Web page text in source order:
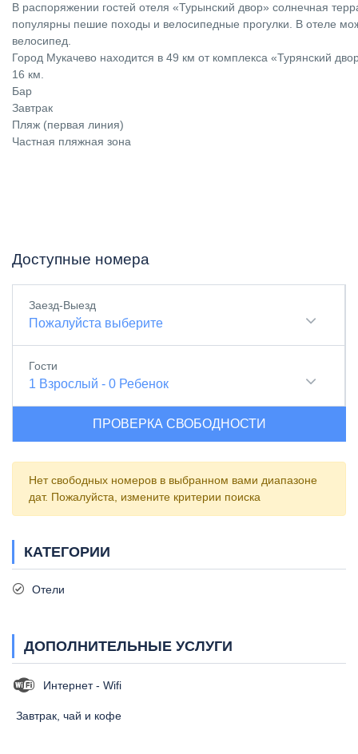
В распоряжении гостей отеля «Турынский двор» солнечная
популярны пешие походы и велосипедные прогулки. В отеле
велосипед.
Город Мукачево находится в 49 км от комплекса «Турянский
16 км.
Бар
Завтрак
Пляж (первая линия)
Частная пляжная зона
Доступные номера
Заезд-Выезд
Пожалуйста выберите
Гости
1 Взрослый - 0 Ребенок
ПРОВЕРКА СВОБОДНОСТИ
Нет свободных номеров в выбранном вами диапазоне
дат. Пожалуйста, измените критерии поиска
КАТЕГОРИИ
Отели
ДОПОЛНИТЕЛЬНЫЕ УСЛУГИ
Интернет - Wifi
Завтрак, чай и кофе